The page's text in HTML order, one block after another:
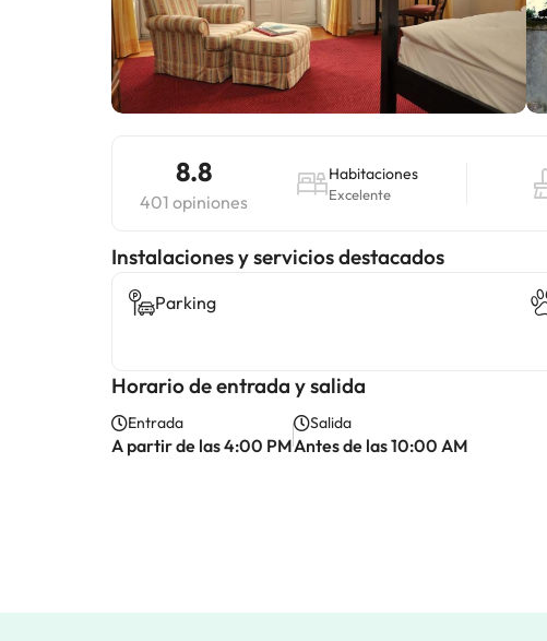
8.8
401 opiniones
Habitaciones
Excelente
Instalaciones y servicios destacados
Parking
Horario de entrada y salida
Entrada
A partir de las 4:00 PM
Salida
Antes de las 10:00 AM